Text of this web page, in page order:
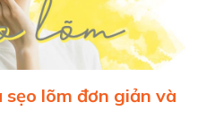
lõm đơn giản và